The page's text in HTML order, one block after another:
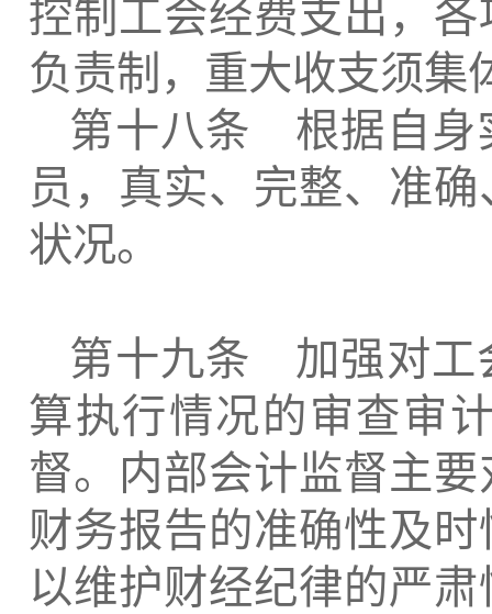
控制工会经费支出，
负责制，重大收支须集
第十八条 根据自身
员，真实、完整、准
状况。
第十九条 加强对工
算执行情况的审查审
督。内部会计监督主
财务报告的准确性及
以维护财经纪律的严